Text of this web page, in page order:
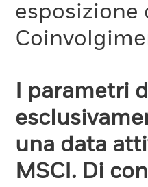
esposizione
I parametri
una data
MSCI. Di